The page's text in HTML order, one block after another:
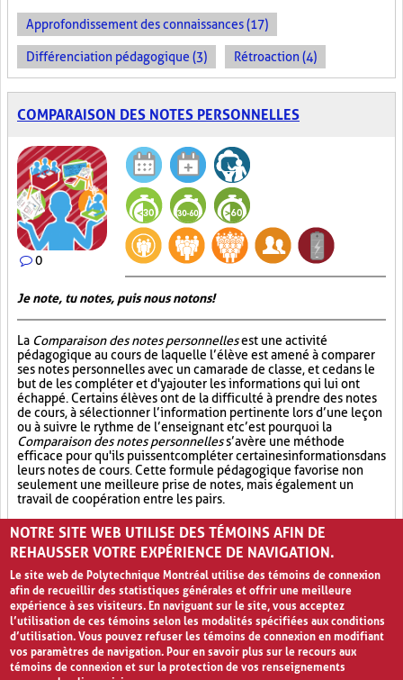
Approfondissement des connaissances (17)
Différenciation pédagogique (3) Rétroaction (4)
COMPARAISON DES NOTES PERSONNELLES
0
Je note, tu notes, puis nous notons!
La Comparaison des notes personnellesest une activité
pédagogique au cours de laquelle l’élève est amené à comparer
ses notes personnelles avec un camarade de classe, et ce dans le
but de les compléter et d'y ajouter les informations qui lui ont
échappé. Certains élèves ont de la difficulté à prendre des notes
de cours, à sélectionner l’information pertinente lors d’une leçon
ou à suivre le rythme de l’enseignant et c’est pourquoi la
Comparaison des notes personnelless’avère une méthode
efficace pour qu'ils puissent compléter certaines informations dans
leurs notes de cours. Cette formule pédagogique favorise non
seulement une meilleure prise de notes, mais également un
travail de coopération entre les pairs.
Partage (13) Synthèse (19) Analyse critique (12)
NOTRE SITE WEB UTILISE DES TÉMOINS AFIN DE
REHAUSSER VOTRE EXPÉRIENCE DE NAVIGATION.
Le site web de Polytechnique Montréal utilise des témoins de connexion
afin de recueillir des statistiques générales et offrir une meilleure
expérience à ses visiteurs. En naviguant sur le site, vous acceptez
l’utilisation de ces témoins selon les modalités spécifiées aux conditions
d’utilisation. Vous pouvez refuser les témoins de connexion en modifiant
vos paramètres de navigation. Pour en savoir plus sur le recours aux
témoins de connexion et sur la protection de vos renseignements